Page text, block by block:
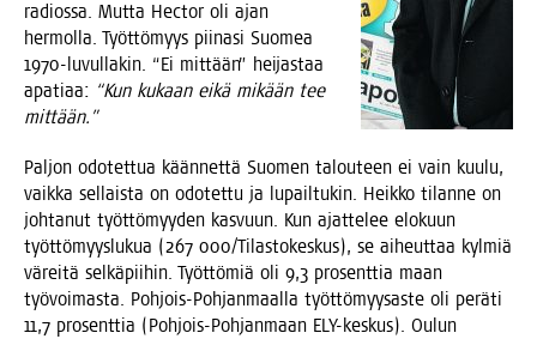
radios­sa. Mut­ta Hec­tor oli ajan
her­mol­la. Työt­tö­myys pii­na­si Suo­mea
1970-luvul­la­kin. “Ei mit­tään” hei­jas­taa
apa­ti­aa: “Kun kukaan eikä mikään tee
mittään.”
Pal­jon odo­tet­tua kään­net­tä Suo­men talou­teen ei vain kuu­lu,
vaik­ka sel­lais­ta on odo­tet­tu ja lupail­tu­kin. Heik­ko tilan­ne on
joh­ta­nut työt­tö­myy­den kas­vuun. Kun ajat­te­lee elo­kuun
työt­tö­myys­lu­kua (267 000/Tilastokeskus), se aiheut­taa kyl­miä
värei­tä sel­kä­pii­hin. Työt­tö­miä oli 9,3 pro­sent­tia maan
työ­voi­mas­ta. Poh­jois-Poh­jan­maal­la työt­tö­myy­sas­te oli perä­ti
11,7 pro­sent­tia (Poh­jois-Poh­jan­maan ELY-kes­kus). Oulun